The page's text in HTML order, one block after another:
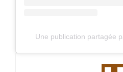
Une publication partagée